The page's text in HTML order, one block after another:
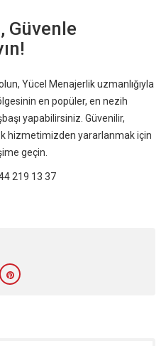
Güvenle
Yücel Menajerlik uzmanlığıyla
en popüler, en nezih
yapabilirsiniz. Güvenilir,
hizmetimizden yararlanmak için
geçin.
219 13 37